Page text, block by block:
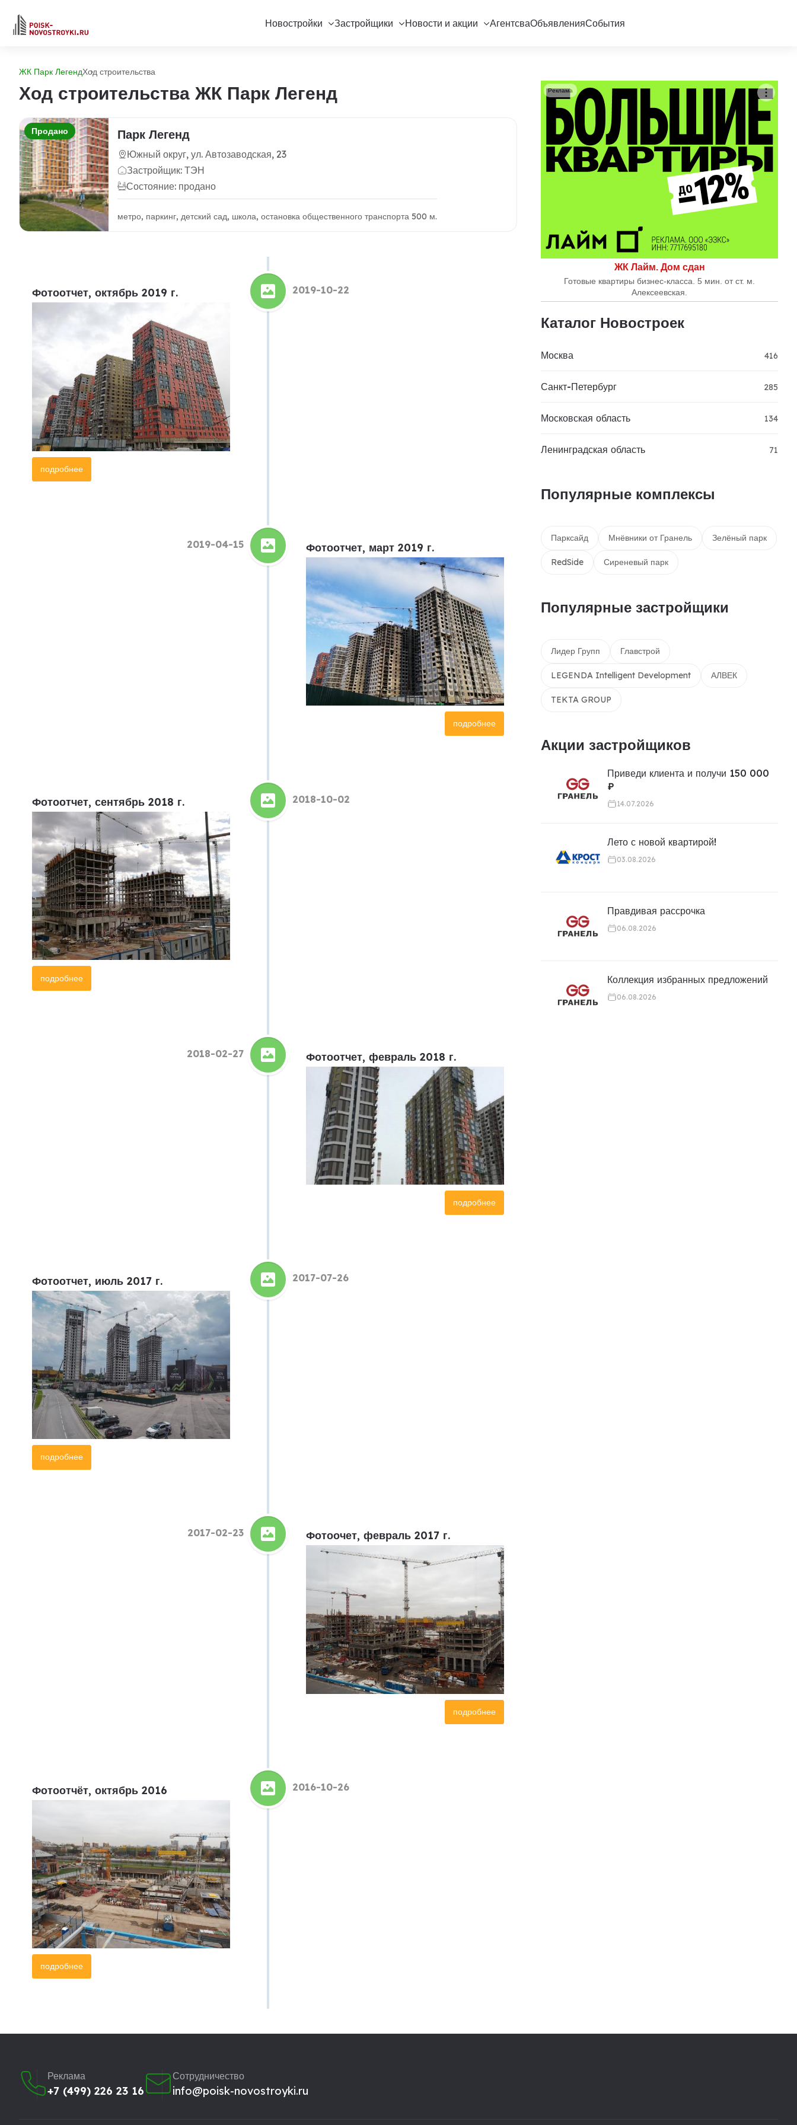
Новостройки Застройщики Новости и акции АгентсваОбъявленияСобытия
ЖК Парк ЛегендХод строительства
Ход строительства ЖК Парк Легенд
Продано Парк Легенд
Южный округ, ул. Автозаводская, 23
Застройщик: ТЭН
Состояние: продано
метро, паркинг, детский сад, школа, остановка общественного транспорта 500 м.
Фотоотчет, октябрь 2019 г.
подробнее
2019-10-22
Фотоотчет, март 2019 г.
подробнее
2019-04-15
Фотоотчет, сентябрь 2018 г.
подробнее
2018-10-02
Фотоотчет, февраль 2018 г.
подробнее
2018-02-27
Фотоотчет, июль 2017 г.
подробнее
2017-07-26
Фотоочет, февраль 2017 г.
подробнее
2017-02-23
Фотоотчёт, октябрь 2016
подробнее
2016-10-26
ЖК Лайм. Дом сдан
Готовые квартиры бизнес-класса. 5 мин. от ст. м.
Алексеевская.
Реклама
Каталог Новостроек
Москва 416
Санкт-Петербург 285
Московская область 134
Ленинградская область 71
Популярные комплексы
Парксайд Мнёвники от Гранель Зелёный парк
RedSide Сиреневый парк
Популярные застройщики
Лидер Групп Главстрой
LEGENDA Intelligent Development АЛВЕК
TEKTA GROUP
Акции застройщиков
Приведи клиента и получи 150 000
₽
14.07.2026
Лето с новой квартирой!
03.08.2026
Правдивая рассрочка
06.08.2026
Коллекция избранных предложений
06.08.2026
Реклама
+7 (499) 226 23 16
Сотрудничество
info@poisk-novostroyki.ru